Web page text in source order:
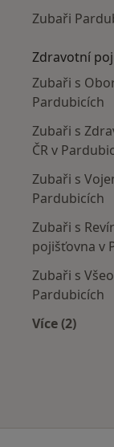
Zubaři
Zdravotní
Zubaři s
Pardubicích
Zubaři s
ČR v
Zubaři s
Pardubicích
Zubaři s
pojišťovna v
Zubaři s
Pardubicích
Více (2)